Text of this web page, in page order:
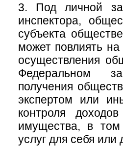
3. Под личной
инспектора,
субъекта
может повлиять на
осуществления
Федеральном
получения
экспертом или
контроля
имущества, в
услуг для себя или